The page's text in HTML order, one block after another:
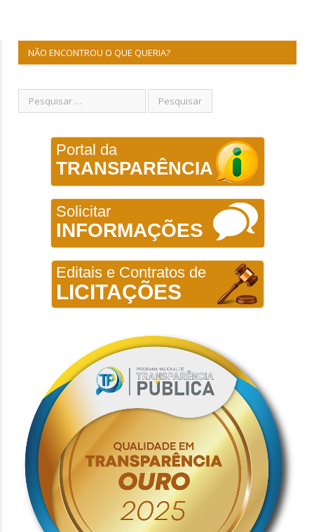
NÃO ENCONTROU O QUE QUERIA?
Portal da
TRANSPARÊNCIA
Solicitar
INFORMAÇÕES
Editais e Contratos de
LICITAÇÕES